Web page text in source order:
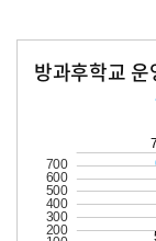
방과후학교